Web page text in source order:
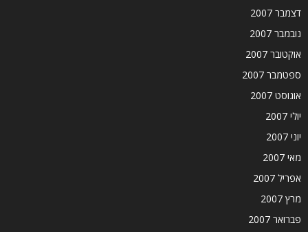
דצמבר 2007
נובמבר 2007
אוקטובר 2007
ספטמבר 2007
אוגוסט 2007
יולי 2007
יוני 2007
מאי 2007
אפריל 2007
מרץ 2007
פברואר 2007